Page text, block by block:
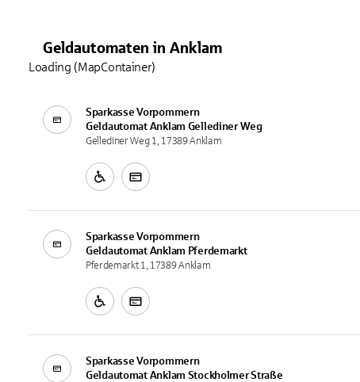
Geldautomaten in Anklam
Sparkasse Vorpommern
Geldautomat Anklam Gellediner Weg
Gellediner Weg 1, 17389 Anklam
Sparkasse Vorpommern
Geldautomat Anklam Pferdemarkt
Pferdemarkt 1, 17389 Anklam
Sparkasse Vorpommern
Geldautomat Anklam Stockholmer Straße
Loading (MapContainer)